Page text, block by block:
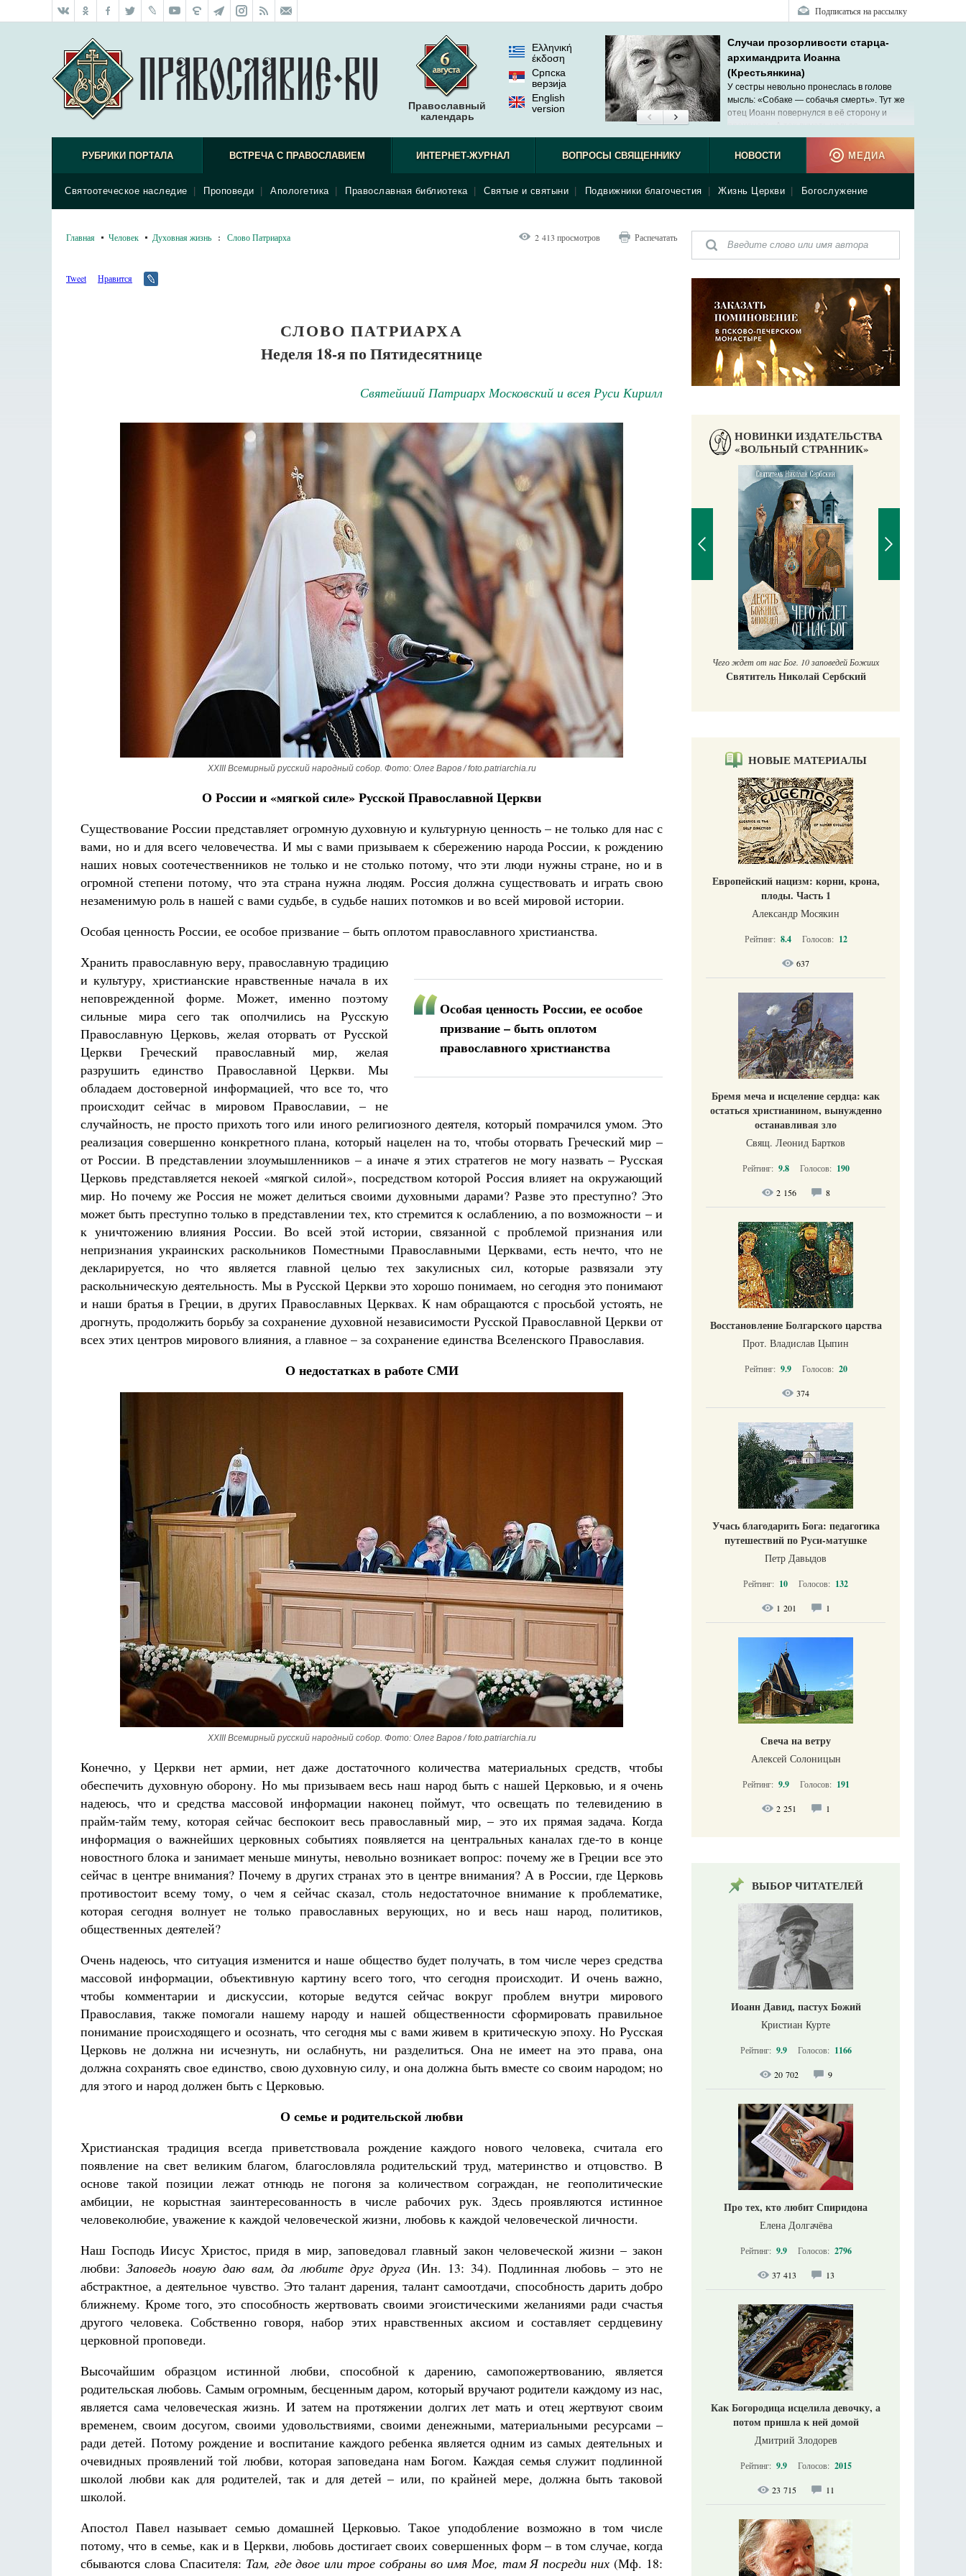
Подписаться на рассылку
Православный
календарь
Ελληνική
έκδοση
Српска
верзиjа
English
version
Случаи прозорливости старца-
архимандрита Иоанна
(Крестьянкина)
У сестры невольно пронеслась в голове
мысль: «Собаке — собачья смерть». Тут же
отец Иоанн повернулся в её сторону и
РУБРИКИ ПОРТАЛА ВСТРЕЧА С ПРАВОСЛАВИЕМ
Святоотеческое наследие Проповеди Апологетика Православная библиотека Святые и святыни Подвижники благочестия Жизнь Церкви Богослужение
ИНТЕРНЕТ-ЖУРНАЛ ВОПРОСЫ СВЯЩЕННИКУ НОВОСТИ МЕДИА
Главная Человек Духовная жизнь : Слово Патриарха 2 413 просмотров Распечатать
Tweet Нравится
СЛОВО ПАТРИАРХА
Неделя 18-я по Пятидесятнице
Святейший Патриарх Московский и всея Руси Кирилл
XXIII Всемирный русский народный собор. Фото: Олег Варов / foto.patriarchia.ru
О России и «мягкой силе» Русской Православной Церкви
Существование России представляет огромную духовную и культурную ценность – не только для нас с
вами, но и для всего человечества. И мы с вами призываем к сбережению народа России, к рождению
наших новых соотечественников не только и не столько потому, что эти люди нужны стране, но и в
огромной степени потому, что эта страна нужна людям. Россия должна существовать и играть свою
незаменимую роль в нашей с вами судьбе, в судьбе наших потомков и во всей мировой истории.
Особая ценность России, ее особое призвание – быть оплотом православного христианства.
Особая ценность России, ее особое
призвание – быть оплотом
православного христианства
Хранить православную веру, православную традицию
и культуру, христианские нравственные начала в их
неповрежденной форме. Может, именно поэтому
сильные мира сего так ополчились на Русскую
Православную Церковь, желая оторвать от Русской
Церкви Греческий православный мир, желая
разрушить единство Православной Церкви. Мы
обладаем достоверной информацией, что все то, что
происходит сейчас в мировом Православии, – не
случайность, не просто прихоть того или иного религиозного деятеля, который помрачился умом. Это
реализация совершенно конкретного плана, который нацелен на то, чтобы оторвать Греческий мир –
от России. В представлении злоумышленников – а иначе я этих стратегов не могу назвать – Русская
Церковь представляется некоей «мягкой силой», посредством которой Россия влияет на окружающий
мир. Но почему же Россия не может делиться своими духовными дарами? Разве это преступно? Это
может быть преступно только в представлении тех, кто стремится к ослаблению, а по возможности – и
к уничтожению влияния России. Во всей этой истории, связанной с проблемой признания или
непризнания украинских раскольников Поместными Православными Церквами, есть нечто, что не
декларируется, но что является главной целью тех закулисных сил, которые развязали эту
раскольническую деятельность. Мы в Русской Церкви это хорошо понимаем, но сегодня это понимают
и наши братья в Греции, в других Православных Церквах. К нам обращаются с просьбой устоять, не
дрогнуть, продолжить борьбу за сохранение духовной независимости Русской Православной Церкви от
всех этих центров мирового влияния, а главное – за сохранение единства Вселенского Православия.
О недостатках в работе СМИ
XXIII Всемирный русский народный собор. Фото: Олег Варов / foto.patriarchia.ru
Конечно, у Церкви нет армии, нет даже достаточного количества материальных средств, чтобы
обеспечить духовную оборону. Но мы призываем весь наш народ быть с нашей Церковью, и я очень
надеюсь, что и средства массовой информации наконец поймут, что освещать по телевидению в
прайм-тайм тему, которая сейчас беспокоит весь православный мир, – это их прямая задача. Когда
информация о важнейших церковных событиях появляется на центральных каналах где-то в конце
новостного блока и занимает меньше минуты, невольно возникает вопрос: почему же в Греции все это
сейчас в центре внимания? Почему в других странах это в центре внимания? А в России, где Церковь
противостоит всему тому, о чем я сейчас сказал, столь недостаточное внимание к проблематике,
которая сегодня волнует не только православных верующих, но и весь наш народ, политиков,
общественных деятелей?
Очень надеюсь, что ситуация изменится и наше общество будет получать, в том числе через средства
массовой информации, объективную картину всего того, что сегодня происходит. И очень важно,
чтобы комментарии и дискуссии, которые ведутся сейчас вокруг проблем внутри мирового
Православия, также помогали нашему народу и нашей общественности сформировать правильное
понимание происходящего и осознать, что сегодня мы с вами живем в критическую эпоху. Но Русская
Церковь не должна ни исчезнуть, ни ослабнуть, ни разделиться. Она не имеет на это права, она
должна сохранять свое единство, свою духовную силу, и она должна быть вместе со своим народом; но
для этого и народ должен быть с Церковью.
О семье и родительской любви
Христианская традиция всегда приветствовала рождение каждого нового человека, считала его
появление на свет великим благом, благословляла родительский труд, материнство и отцовство. В
основе такой позиции лежат отнюдь не погоня за количеством сограждан, не геополитические
амбиции, не корыстная заинтересованность в числе рабочих рук. Здесь проявляются истинное
человеколюбие, уважение к каждой человеческой жизни, любовь к каждой человеческой личности.
Наш Господь Иисус Христос, придя в мир, заповедовал главный закон человеческой жизни – закон
любви: Заповедь новую даю вам, да любите друг друга (Ин. 13: 34). Подлинная любовь – это не
абстрактное, а деятельное чувство. Это талант дарения, талант самоотдачи, способность дарить добро
ближнему. Кроме того, это способность жертвовать своими эгоистическими желаниями ради счастья
другого человека. Собственно говоря, набор этих нравственных аксиом и составляет сердцевину
церковной проповеди.
Высочайшим образцом истинной любви, способной к дарению, самопожертвованию, является
родительская любовь. Самым огромным, бесценным даром, который вручают родители каждому из нас,
является сама человеческая жизнь. И затем на протяжении долгих лет мать и отец жертвуют своим
временем, своим досугом, своими удовольствиями, своими денежными, материальными ресурсами –
ради детей. Потому рождение и воспитание каждого ребенка является одним из самых деятельных и
очевидных проявлений той любви, которая заповедана нам Богом. Каждая семья служит подлинной
школой любви как для родителей, так и для детей – или, по крайней мере, должна быть таковой
школой.
Апостол Павел называет семью домашней Церковью. Такое уподобление возможно в том числе
потому, что в семье, как и в Церкви, любовь достигает своих совершенных форм – в том случае, когда
сбываются слова Спасителя: Там, где двое или трое собраны во имя Мое, там Я посреди них (Мф. 18:
НОВИНКИ ИЗДАТЕЛЬСТВА
«ВОЛЬНЫЙ СТРАННИК»
Как найти своё место в жизни
Кирилл Мурышев
Великомученик Георгий Победоносец. Научись у
святого
Роман Котов Чего ждет от нас Бог. 10 заповедей Божиих
Святитель Николай Сербский
Православный мальчик
Екатерина Баканова
НОВЫЕ МАТЕРИАЛЫ
Европейский нацизм: корни, крона,
плоды. Часть 1
Александр Мосякин
Рейтинг: 8.4 Голосов: 12
637
Бремя меча и исцеление сердца: как
остаться христианином, вынужденно
останавливая зло
Свящ. Леонид Бартков
Рейтинг: 9.8 Голосов: 190
2 156 8
Восстановление Болгарского царства
Прот. Владислав Цыпин
Рейтинг: 9.9 Голосов: 20
374
Учась благодарить Бога: педагогика
путешествий по Руси-матушке
Петр Давыдов
Рейтинг: 10 Голосов: 132
1 201 1
Свеча на ветру
Алексей Солоницын
Рейтинг: 9.9 Голосов: 191
2 251 1
ВЫБОР ЧИТАТЕЛЕЙ
Иоанн Давид, пастух Божий
Кристиан Курте
Рейтинг: 9.9 Голосов: 1166
20 702 9
Про тех, кто любит Спиридона
Елена Долгачёва
Рейтинг: 9.9 Голосов: 2796
37 413 13
Как Богородица исцелила девочку, а
потом пришла к ней домой
Дмитрий Злодорев
Рейтинг: 9.9 Голосов: 2015
23 715 11